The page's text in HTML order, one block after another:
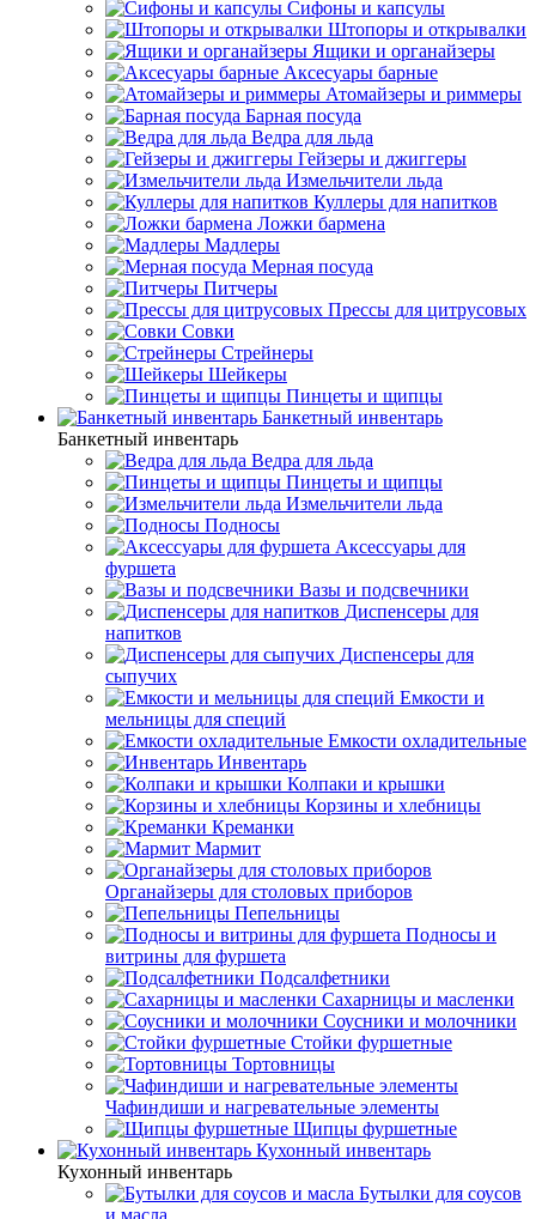
Сифоны и капсулы
Штопоры и открывалки
Ящики и органайзеры
Аксесуары барные
Атомайзеры и риммеры
Барная посуда
Ведра для льда
Гейзеры и джиггеры
Измельчители льда
Куллеры для напитков
Ложки бармена
Мадлеры
Мерная посуда
Питчеры
Прессы для цитрусовых
Совки
Стрейнеры
Шейкеры
Пинцеты и щипцы
Банкетный инвентарь
Банкетный инвентарь
Ведра для льда
Пинцеты и щипцы
Измельчители льда
Подносы
Аксессуары для
фуршета
Вазы и подсвечники
Диспенсеры для
напитков
Диспенсеры для
сыпучих
Емкости и
мельницы для специй
Емкости охладительные
Инвентарь
Колпаки и крышки
Корзины и хлебницы
Креманки
Мармит
Органайзеры для столовых приборов
Пепельницы
Подносы и
витрины для фуршета
Подсалфетники
Сахарницы и масленки
Соусники и молочники
Стойки фуршетные
Тортовницы
Чафиндиши и нагревательные элементы
Щипцы фуршетные
Кухонный инвентарь
Кухонный инвентарь
Бутылки для соусов
и масла